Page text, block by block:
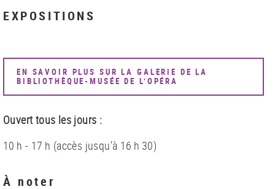
EXPOSITIONS
EN SAVOIR PLUS SUR LA GALERIE DE LA
BIBLIOTHÈQUE-MUSÉE DE L’OPÉRA
Ouvert tous les jours :
10 h - 17 h (accès jusqu’à 16 h 30)
À noter